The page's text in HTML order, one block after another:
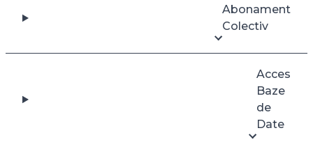
Abonament
Colectiv
Acces
Baze
de
Date